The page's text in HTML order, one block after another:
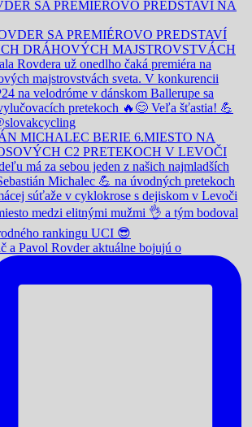
SA PREMIÉROVO PREDSTAVÍ NA
a Pavol Rovder aktuálne bojujú o